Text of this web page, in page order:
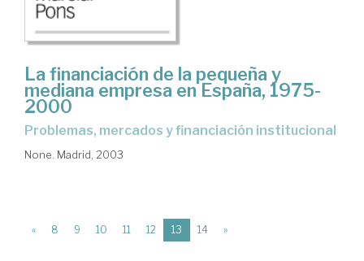
La financiación de la pequeña y
mediana empresa en España, 1975-
2000
problemas, mercados y financiación institucional
None. Madrid, 2003
« 8 9 10 11 12 13 (current)
14 »